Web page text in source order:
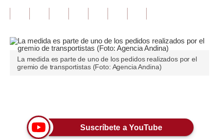
Inmobiliarias
Plus G
Pregunta de hoy
La medida es parte de uno de los pedidos realizados por el
gremio de transportistas (Foto: Agencia Andina)
Suscríbete a YouTube